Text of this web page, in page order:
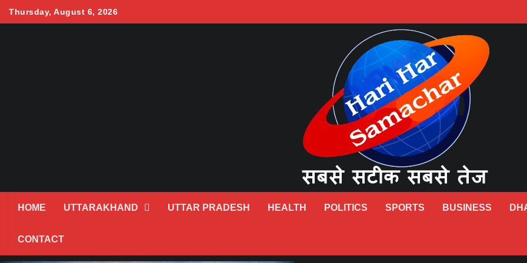
Thursday, August 6, 2026
HOME UTTARAKHAND UTTAR PRADESH HEALTH POLITICS SPORTS BUSINESS
CONTACT